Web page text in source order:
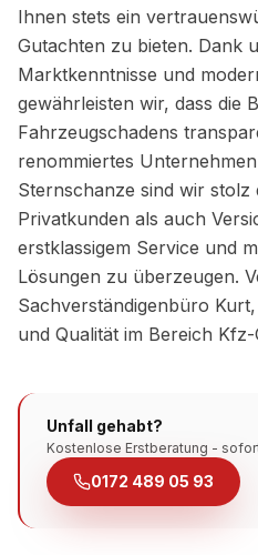
Ihnen stets ein
Gutachten zu bieten. Dank
Marktkenntnisse und
gewährleisten wir, dass die
Fahrzeugschadens
renommiertes
Sternschanze sind wir
Privatkunden als auch
erstklassigem Service und
Lösungen zu überzeugen.
Sachverständigenbüro
und Qualität im Bereich
Unfall gehabt?
Kostenlose Erstberatung -
0172 489 05 93